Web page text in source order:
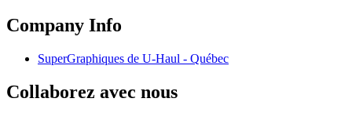
Company Info
SuperGraphiques de U-Haul - Québec
Collaborez avec nous